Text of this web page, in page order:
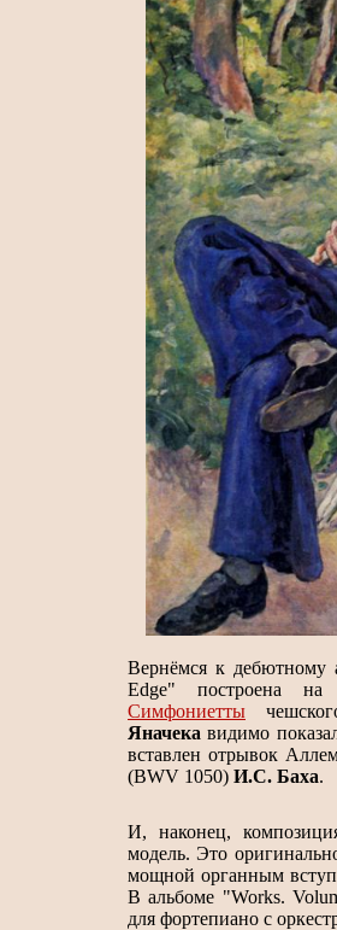
Вернёмся к дебютному
Edge" построена на
Симфониетты
Яначека видимо
вставлен отрывок
(BWV 1050) И.С. Баха.
И, наконец,
модель. Это
мощной органным
В альбоме "Works.
для фортепиано с